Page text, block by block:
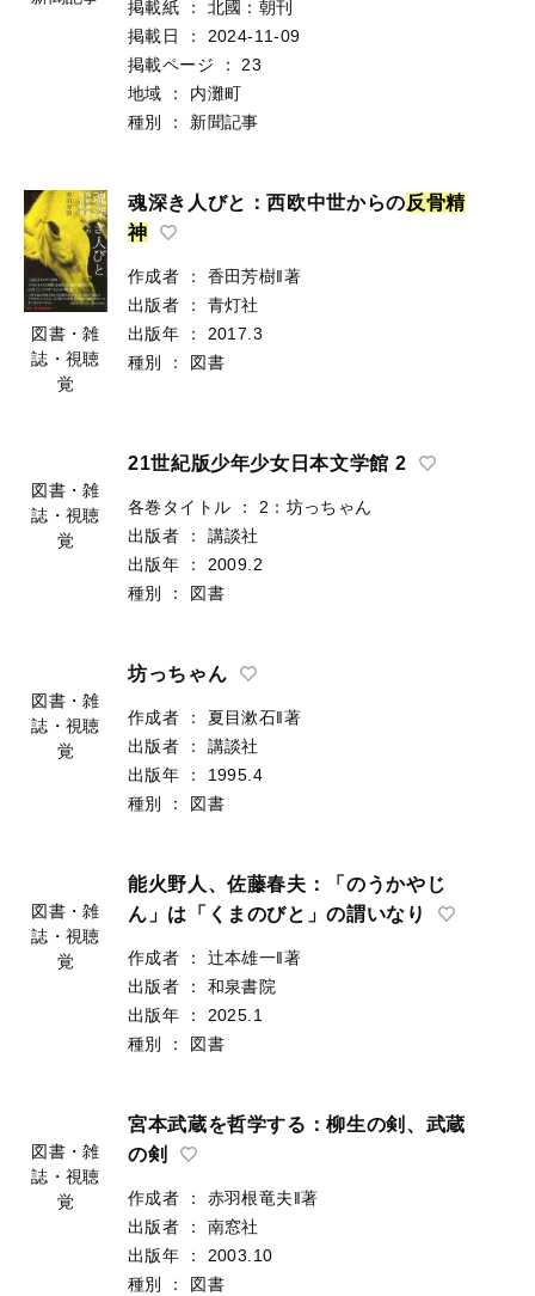
掲載紙 ：
北國：朝刊
掲載日
：
2024-11-09
掲載ページ
：
23
地域
：
内灘町
種別
： 新聞記事
図書・雑
誌・視聴
覚
魂深き人びと：西欧中世からの反骨精
神
作成者 ：
香田芳樹‖著
出版者
：
青灯社
出版年
：
2017.3
種別
： 図書
図書・雑
誌・視聴
覚
21世紀版少年少女日本文学館 2
各巻タイトル ：
2：坊っちゃん
出版者
：
講談社
出版年
：
2009.2
種別
： 図書
図書・雑
誌・視聴
覚
坊っちゃん
作成者 ：
夏目漱石‖著
出版者
：
講談社
出版年
：
1995.4
種別
： 図書
図書・雑
誌・視聴
覚
能火野人、佐藤春夫：「のうかやじ
ん」は「くまのびと」の謂いなり
作成者 ：
辻本雄一‖著
出版者
：
和泉書院
出版年
：
2025.1
種別
： 図書
図書・雑
誌・視聴
覚
宮本武蔵を哲学する：柳生の剣、武蔵
の剣
作成者 ：
赤羽根竜夫‖著
出版者
：
南窓社
出版年
：
2003.10
種別
： 図書